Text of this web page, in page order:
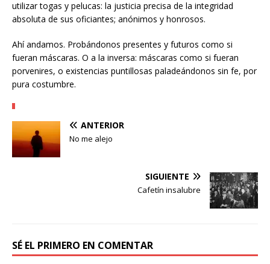
utilizar togas y pelucas: la justicia precisa de la integridad
absoluta de sus oficiantes; anónimos y honrosos.
Ahí andamos. Probándonos presentes y futuros como si
fueran máscaras. O a la inversa: máscaras como si fueran
porvenires, o existencias puntillosas paladeándonos sin fe, por
pura costumbre.
ANTERIOR
No me alejo
SIGUIENTE
Cafetín insalubre
SÉ EL PRIMERO EN COMENTAR